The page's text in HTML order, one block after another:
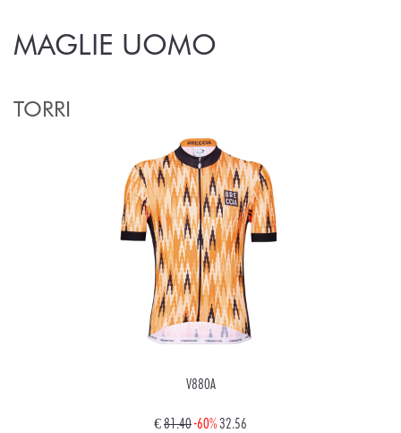
MAGLIE UOMO
TORRI
V880A
€81.40-60%32.56